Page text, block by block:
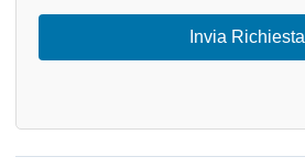
Invia Richiesta